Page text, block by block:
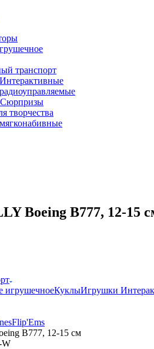
транспорт
творчества
Boeing B777, 12-15
игрушечноеКуклыИгрушки
Flip'Ems
B777, 12-15 см
W